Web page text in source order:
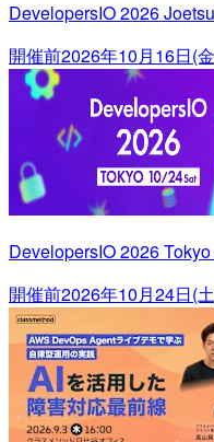
DevelopersIO 2026
開催前2026年10月16日(
DevelopersIO 2026
開催前2026年10月24日(